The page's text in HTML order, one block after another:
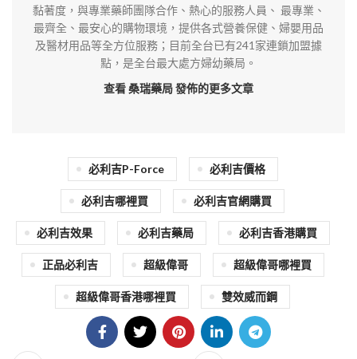
黏著度，與專業藥師團隊合作、熱心的服務人員、 最專業、
最齊全、最安心的購物環境，提供各式營養保健、婦嬰用品
及醫材用品等全方位服務；目前全台已有241家連鎖加盟據
點，是全台最大處方婦幼藥局。
查看 桑瑞藥局發佈的更多文章
必利吉P-Force 必利吉價格
必利吉哪裡買 必利吉官網購買
必利吉效果 必利吉藥局 必利吉香港購買
正品必利吉 超級偉哥 超級偉哥哪裡買
超級偉哥香港哪裡買 雙效威而鋼